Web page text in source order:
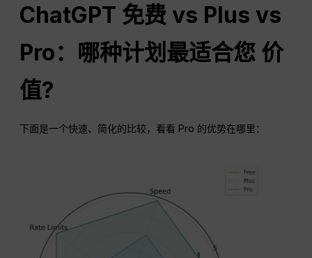
ChatGPT 免费 vs Plus vs
Pro：哪种计划最适合您 价
值?
下面是一个快速、简化的比较，看看 Pro 的优势在哪里：